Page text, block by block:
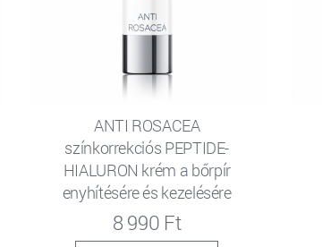
ANTI ROSACEA
színkorrekciós PEPTIDE-
HIALURON krém a bőrpír
enyhítésére és kezelésére
8 990 Ft